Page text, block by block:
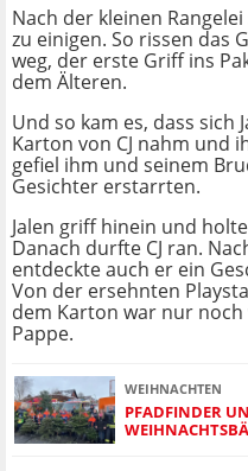
Nach der kleinen
zu einigen. So rissen das
weg, der erste Griff ins
dem Älteren.
Und so kam es, dass sich
Karton von CJ nahm und
gefiel ihm und seinem
Gesichter erstarrten.
Jalen griff hinein und
Danach durfte CJ ran.
entdeckte auch er ein
Von der ersehnten
dem Karton war nur
Pappe.
WEIHNACHTEN
PFADFINDER